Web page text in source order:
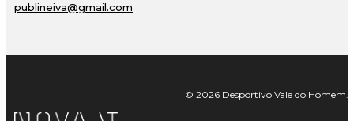
publineiva@gmail.com
© 2026 Desportivo Vale do Homem.